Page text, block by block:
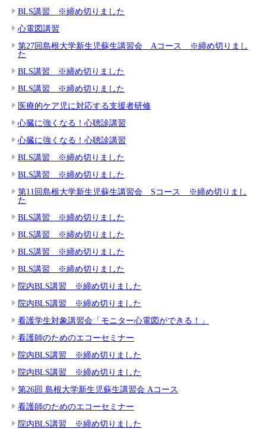
BLS講習 ※締め切りました
心電図講習
第27回島根大学新生児蘇生講習会 Aコース ※締め切りまし
た
BLS講習 ※締め切りました
BLS講習 ※締め切りました
医療的ケア児に対応する支援者研修
心臓に強くなる！心聴診講習
心臓に強くなる！心聴診講習
BLS講習 ※締め切りました
BLS講習 ※締め切りました
第11回島根大学新生児蘇生講習会 Sコース ※締め切りまし
た
BLS講習 ※締め切りました
BLS講習 ※締め切りました
BLS講習 ※締め切りました
BLS講習 ※締め切りました
院内BLS講習 ※締め切りました
院内BLS講習 ※締め切りました
看護学生対象講習会「モニター心電図ができる！」
看護師のためのエコーセミナー
院内BLS講習 ※締め切りました
院内BLS講習 ※締め切りました
第26回 島根大学新生児蘇生講習会 Aコース
看護師のためのエコーセミナー
院内BLS講習 ※締め切りました